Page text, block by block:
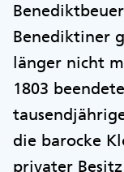
Benediktiner
länger nicht
1803
die barocke
privater